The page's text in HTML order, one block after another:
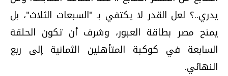
يدري..؟ لعل القدر لا يكتفي بـ "السبعات الثلاث"، بل
يمنح مصر بطاقة العبور، وشرف أن تكون الحلقة
السابعة في كوكبة المتأهلين الثمانية إلى ربع
النهائي.